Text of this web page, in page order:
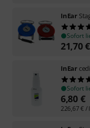
InEar
Sofort
21,70€
InEar
Sofort
6,80 €
226,67€ / l